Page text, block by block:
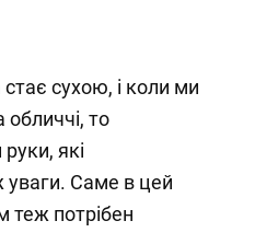
сухою, і коли ми
то
які
уваги. Саме в цей
теж потрібен